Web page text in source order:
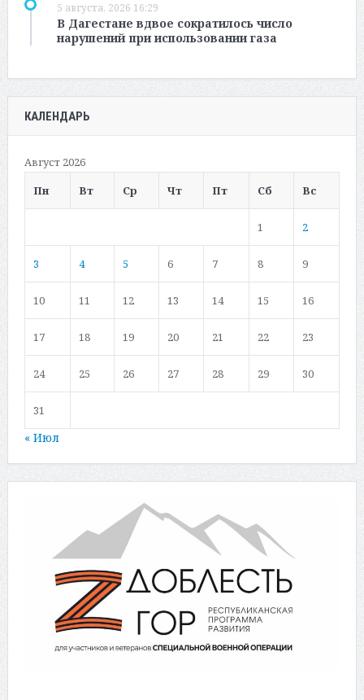
5 августа, 2026 16:29
В Дагестане вдвое сократилось число
нарушений при использовании газа
КАЛЕНДАРЬ
Август 2026
Пн
Вт Ср Чт Пт Сб Вс
1 2
3 4 5 6 7 8 9
10 11 12 13 14 15 16
17 18 19 20 21 22 23
24 25 26 27 28 29 30
31
« Июл